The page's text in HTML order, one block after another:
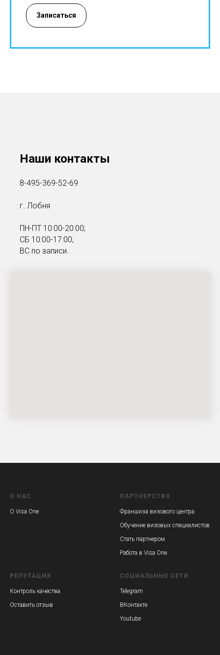
Записаться
Наши контакты
8-495-369-52-69
г. Лобня
ПН-ПТ 10:00-20:00;
СБ 10:00-17:00;
ВС по записи.
О НАС
О Visa One
ПАРТНЕРСТВО
Франшиза визового центра
Обучение визовых специалистов
Стать партнером
Работа в Visa One
РЕПУТАЦИЯ
Контроль качества
Оставить отзыв
СОЦИАЛЬНЫЕ СЕТИ
Telegram
ВКонтакте
Youtube